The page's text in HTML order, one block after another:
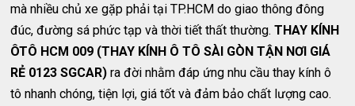
mà nhiều chủ xe gặp phải tại TP.HCM do giao thông đông
đúc, đường sá phức tạp và thời tiết thất thường.THAY KÍNH
ÔTÔ HCM 009 (THAY KÍNH Ô TÔ SÀI GÒN TẬN NƠI GIÁ
RẺ 0123 SGCAR) ra đời nhằm đáp ứng nhu cầu thay kính ô
tô nhanh chóng, tiện lợi, giá tốt và đảm bảo chất lượng cao.